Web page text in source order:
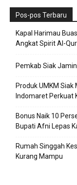
Pos-pos Terbaru
Kapal Harimau
Angkat Spirit Al-
Pemkab Siak
Produk UMKM
Indomaret Perkuat
Bonus Naik 10
Bupati Afni Lepas
Rumah Singgah
Kurang Mampu